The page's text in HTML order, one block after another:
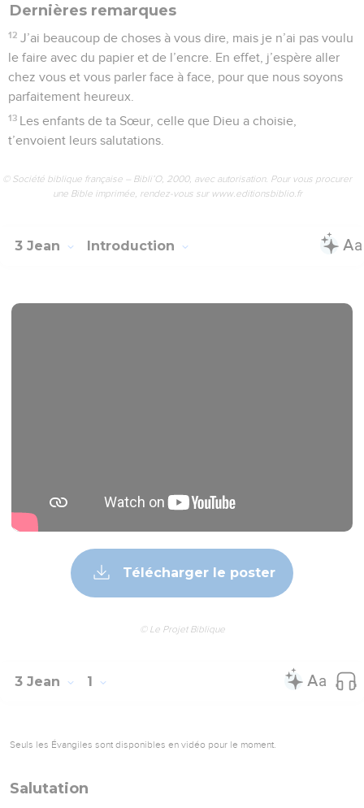
Dernières remarques
12 J’ai beaucoup de choses à vous dire, mais je n’ai pas voulu
le faire avec du papier et de l’encre. En effet, j’espère aller
chez vous et vous parler face à face, pour que nous soyons
parfaitement heureux.
13 Les enfants de ta Sœur, celle que Dieu a choisie,
t’envoient leurs salutations.
© Société biblique française – Bibli’O, 2000, avec autorisation. Pour vous procurer
une Bible imprimée, rendez-vous sur www.editionsbiblio.fr
3 Jean Introduction
Télécharger le poster
© Le Projet Biblique
3 Jean 1
Seuls les Évangiles sont disponibles en vidéo pour le moment.
Salutation